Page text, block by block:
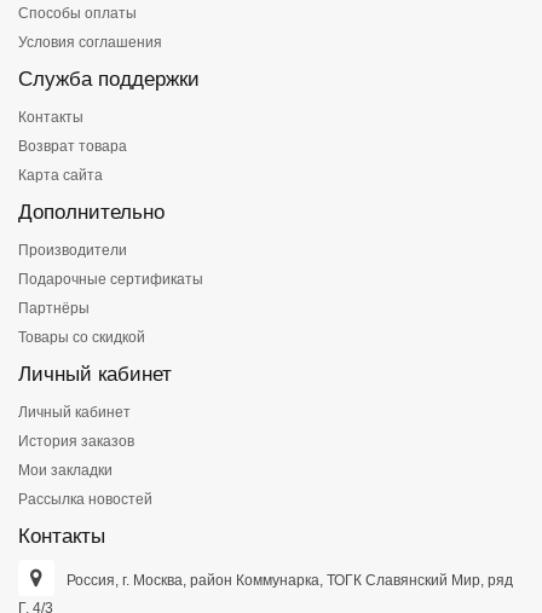
Способы оплаты
Условия соглашения
Служба поддержки
Контакты
Возврат товара
Карта сайта
Дополнительно
Производители
Подарочные сертификаты
Партнёры
Товары со скидкой
Личный кабинет
Личный кабинет
История заказов
Мои закладки
Рассылка новостей
Контакты
Россия, г. Москва, район Коммунарка, ТОГК Славянский Мир, ряд
Г, 4/3